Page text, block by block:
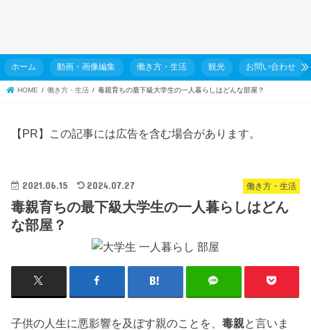
ホーム 動画・画像編集 働き方・生活 観光 お問い合わせ
HOME 働き方・生活 毒親育ちの最下級大学生の一人暮らしはどんな部屋？
【PR】この記事には広告を含む場合があります。
働き方・生活
2021.06.15 2024.07.27
毒親育ちの最下級大学生の一人暮らしはどん
な部屋？
子供の人生に悪影響を及ぼす親のことを、毒親と言いま